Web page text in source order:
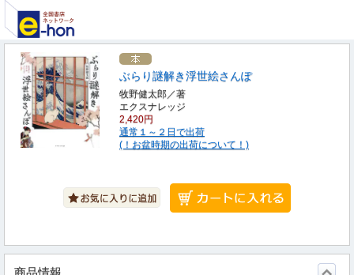
ぶらり謎解き浮世絵さんぽ
牧野健太郎／著
エクスナレッジ
2,420円
通常１～２日で出荷
(！お盆時期の出荷について！)
商品情報